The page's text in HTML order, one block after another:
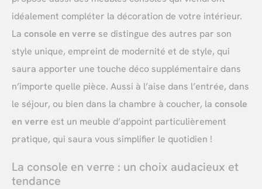
idéalement compléter la décoration de votre intérieur.
La console en verre se distingue des autres par son
style unique, empreint de modernité et de style, qui
saura apporter une touche déco supplémentaire dans
n’importe quelle pièce. Aussi à l’aise dans l’entrée, dans
le séjour, ou bien dans la chambre à coucher, la console
en verre est un meuble d’appoint particulièrement
pratique, qui saura vous simplifier le quotidien !
La console en verre : un choix audacieux et
tendance